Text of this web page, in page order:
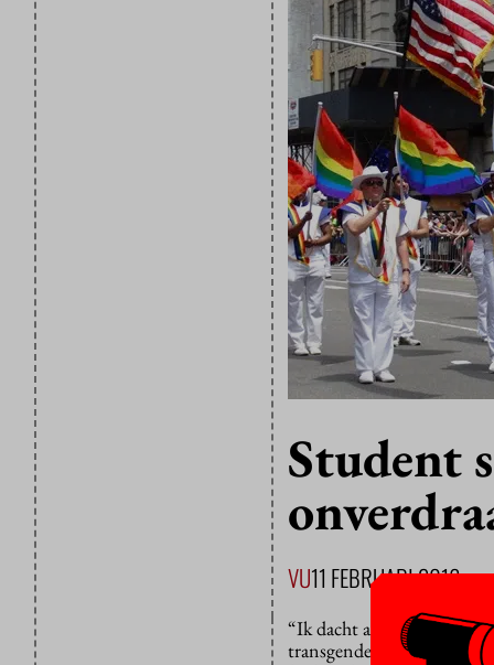
Student
VU11 FEBRUARI 2016
“Ik dacht altijd dat het wel
transgenders”, zegt